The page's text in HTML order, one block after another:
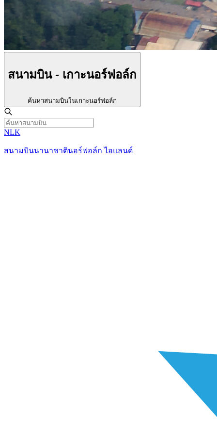
สนามบิน - เกาะนอร์ฟอล์ก
ค้นหาสนามบินในเกาะนอร์ฟอล์ก
NLK
สนามบินนานาชาตินอร์ฟอล์ก ไอแลนด์